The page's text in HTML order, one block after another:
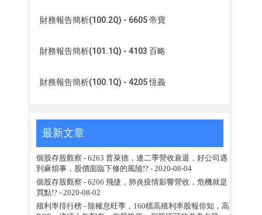
財務報告簡析(100.2Q) - 6605 帝寶
財務報告簡析(101.1Q) - 4103 百略
財務報告簡析(100.1Q) - 4205 恆義
最新文章
個股存股觀察 - 6263 普萊德，連二季營收衰退，好公司遇
到麻煩事，股價面臨下修的風險!?- 2020-08-04
個股存股觀察 - 6206 飛捷，肺炎疫情影響營收，危機就是
買點!? - 2020-08-02
殖利率排行榜 - 除權息旺季，160檔高殖利率股報你知，高